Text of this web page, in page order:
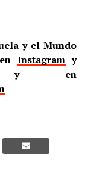
y el Mundo
Instagramy
en